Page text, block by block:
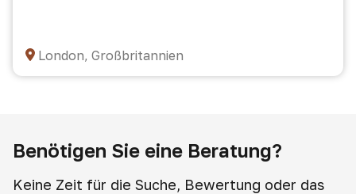
London, Großbritannien
Benötigen Sie eine Beratung?
Keine Zeit für die Suche, Bewertung oder das